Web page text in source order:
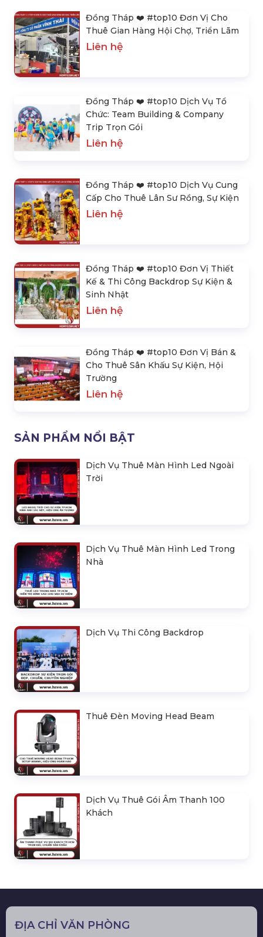
Đồng Tháp ❤️️ #top10 Đơn Vị Cho
Thuê Gian Hàng Hội Chợ, Triển Lãm
Liên hệ
Đồng Tháp ❤️️ #top10 Dịch Vụ Tổ
Chức: Team Building & Company
Trip Trọn Gói
Liên hệ
Đồng Tháp ❤️️ #top10 Dịch Vụ Cung
Cấp Cho Thuê Lân Sư Rồng, Sự Kiện
Liên hệ
Đồng Tháp ❤️️ #top10 Đơn Vị Thiết
Kế & Thi Công Backdrop Sự Kiện &
Sinh Nhật
Liên hệ
Đồng Tháp ❤️️ #top10 Đơn Vị Bán &
Cho Thuê Sân Khấu Sự Kiện, Hội
Trường
Liên hệ
SẢN PHẨM NỔI BẬT
Dịch Vụ Thuê Màn Hình Led Ngoài
Trời
Dịch Vụ Thuê Màn Hình Led Trong
Nhà
Dịch Vụ Thi Công Backdrop
Thuê Đèn Moving Head Beam
Dịch Vụ Thuê Gói Âm Thanh 100
Khách
ĐỊA CHỈ VĂN PHÒNG